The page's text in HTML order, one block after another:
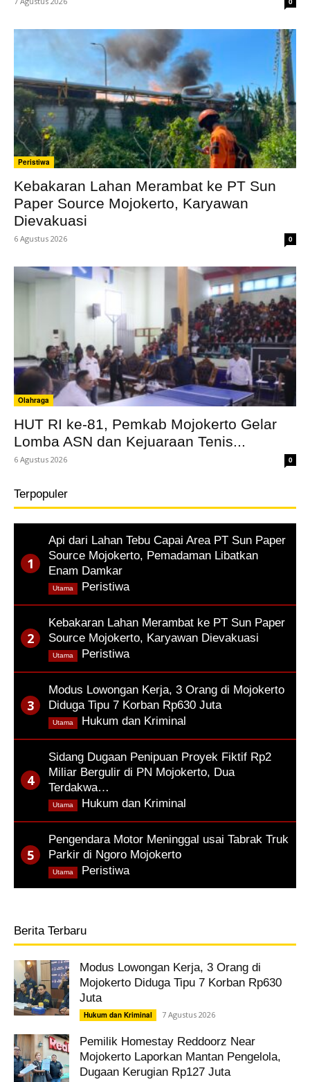
Peristiwa
Kebakaran Lahan Merambat ke PT Sun
Paper Source Mojokerto, Karyawan
Dievakuasi
6 Agustus 2026 0
Olahraga
HUT RI ke-81, Pemkab Mojokerto Gelar
Lomba ASN dan Kejuaraan Tenis...
6 Agustus 2026 0
Terpopuler
Api dari Lahan Tebu Capai Area PT Sun Paper
Source Mojokerto, Pemadaman Libatkan
Enam Damkar
Peristiwa
Utama
Kebakaran Lahan Merambat ke PT Sun Paper
Source Mojokerto, Karyawan Dievakuasi
Peristiwa
Utama
Modus Lowongan Kerja, 3 Orang di Mojokerto
Diduga Tipu 7 Korban Rp630 Juta
Hukum dan Kriminal
Utama
Sidang Dugaan Penipuan Proyek Fiktif Rp2
Miliar Bergulir di PN Mojokerto, Dua
Terdakwa…
Hukum dan Kriminal
Utama
Pengendara Motor Meninggal usai Tabrak Truk
Parkir di Ngoro Mojokerto
Peristiwa
Utama
Berita Terbaru
Modus Lowongan Kerja, 3 Orang di
Mojokerto Diduga Tipu 7 Korban Rp630
Juta
Hukum dan Kriminal 7 Agustus 2026
Pemilik Homestay Reddoorz Near
Mojokerto Laporkan Mantan Pengelola,
Dugaan Kerugian Rp127 Juta